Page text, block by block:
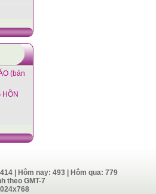
(bản
| Hôm nay: 493 | Hôm qua: 779
theo GMT-7